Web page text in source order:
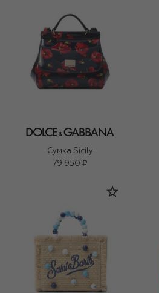
Сумка Sicily
79 950 ₽